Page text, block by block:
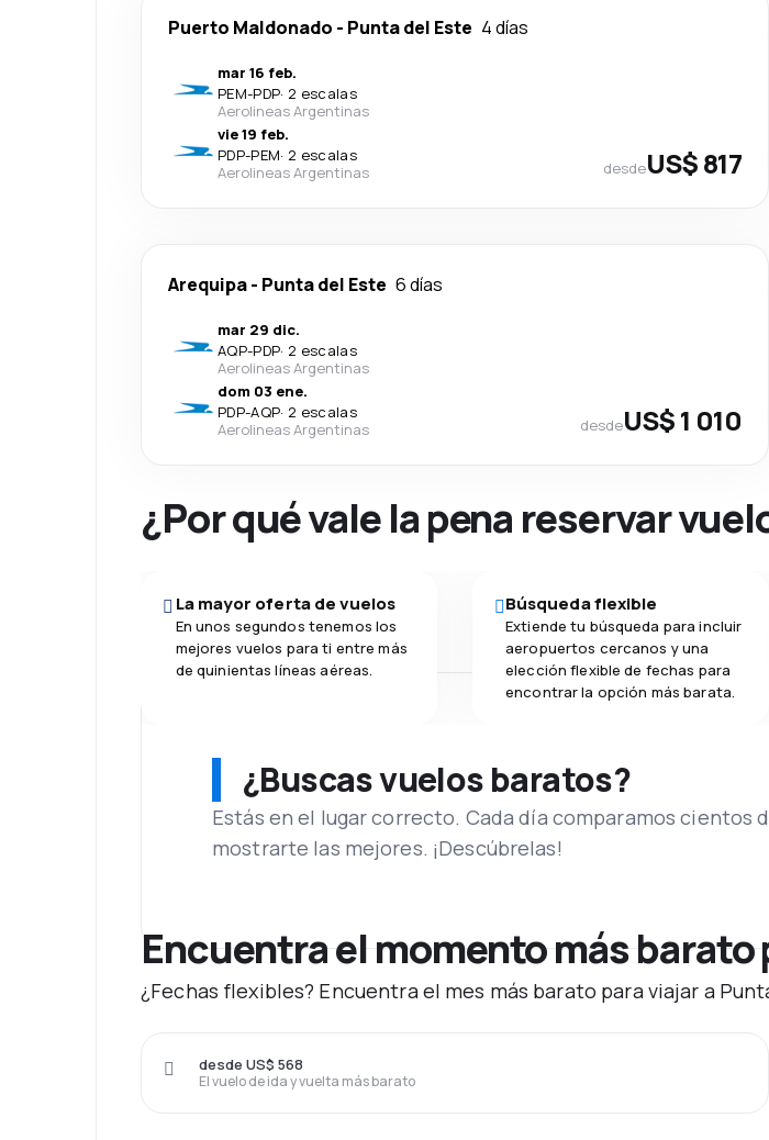
Puerto Maldonado - Punta del Este 4 días
mar 16 feb.
PEM-PDP· 2 escalas
Aerolineas Argentinas
vie 19 feb.
PDP-PEM· 2 escalas
Aerolineas Argentinas
desdeUS$ 817
Arequipa- Punta del Este 6 días
mar 29 dic.
AQP-PDP· 2 escalas
Aerolineas Argentinas
dom 03 ene.
PDP-AQP· 2 escalas
Aerolineas Argentinas
desdeUS$ 1 010
¿Por qué vale la pena reservar
La mayor oferta de vuelos
En unos segundos tenemos los
mejores vuelos para ti entre más
de quinientas líneas aéreas.
Búsqueda flexible
Extiende tu búsqueda para incluir
aeropuertos cercanos y una
elección flexible de fechas para
encontrar la opción más barata.
¿Buscas vuelos baratos?
Estás en el lugar correcto. Cada día comparamos cientos
mostrarte las mejores. ¡Descúbrelas!
Encuentra el momento más barato
¿Fechas flexibles? Encuentra el mes más barato para viajar a
El vuelo de ida y vuelta más barato
desde US$ 568